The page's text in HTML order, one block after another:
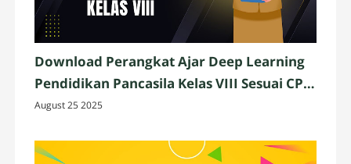
Download Perangkat Ajar Deep Learning
Pendidikan Pancasila Kelas VIII Sesuai CP
2025
August 25 2025